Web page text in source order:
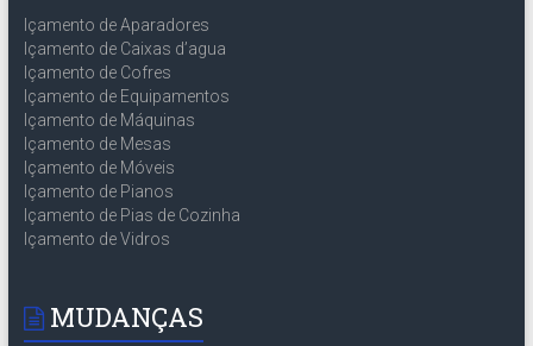
Içamento de Aparadores
Içamento de Caixas d’agua
Içamento de Cofres
Içamento de Equipamentos
Içamento de Máquinas
Içamento de Mesas
Içamento de Móveis
Içamento de Pianos
Içamento de Pias de Cozinha
Içamento de Vidros
MUDANÇAS